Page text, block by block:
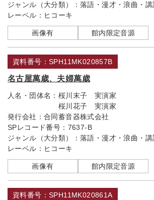
ジャンル（大分類）： 落語・漫才・浪曲・講
レーベル： ヒコーキ
画像有 館内限定音源
資料番号：SPH11MK020857B
名古屋萬歳、夫婦萬歳
人名・団体名： 桜川末子 実演家
桜川花子 実演家
発行会社： 合同蓄音器株式会社
SPレコード番号： 7637-B
ジャンル（大分類）： 落語・漫才・浪曲・講
レーベル： ヒコーキ
画像有 館内限定音源
資料番号：SPH11MK020861A